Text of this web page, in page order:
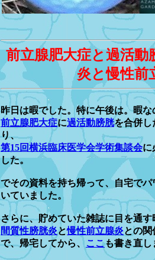
前立腺肥大症と過活動
炎と慢性前
昨日は暇でした。特に午後は。暇な
前立腺肥大症に過活動膀胱を合併し
り、
第15回横浜臨床医学会学術集談会に
した。
でその資料を持ち帰って、自宅で
いていました。
さらに、貯めていた雑誌に目を通す
間質性膀胱炎と慢性前立腺炎との
で、帰宅してから、 ここも書き直し